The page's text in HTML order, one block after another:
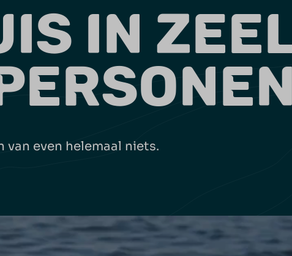
IN
van even helemaal niets.